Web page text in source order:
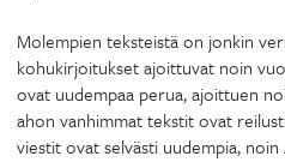
Molempien teksteistä on jonkin
kohukirjoitukset ajoittuvat noin
ovat uudempaa perua, ajoittuen
ahon vanhimmat tekstit ovat
viestit ovat selvästi uudempia, noin